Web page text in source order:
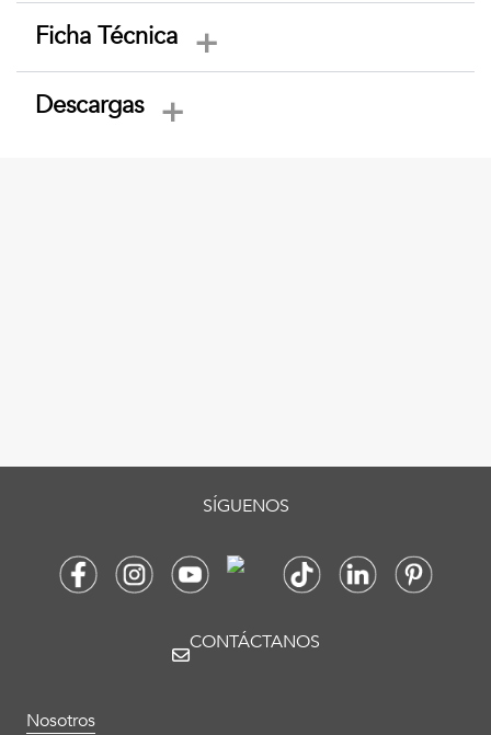
Ficha Técnica
Descargas
Nosotros
SÍGUENOS
CONTÁCTANOS